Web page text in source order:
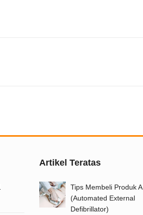
Artikel Teratas
Tips Membeli Produk
(Automated External
Defibrillator)